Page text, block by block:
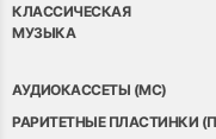
КЛАССИЧЕСКАЯ
МУЗЫКА
АУДИОКАССЕТЫ (MC)
РАРИТЕТНЫЕ ПЛАСТИНКИ